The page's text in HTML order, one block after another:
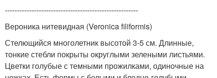
-------------------------------------------------------
Вероника нитевидная (Veronica filiformis)
Стелющийся многолетник высотой 3-5 см. Длинные,
тонкие стебли покрыты округлыми зелеными листьями.
Цветки голубые с темными прожилками, одиночные на